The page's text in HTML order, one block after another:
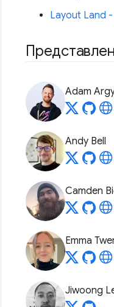
Layout Land
Adam
Andy Bell
Camden
Emma
Jiwoong